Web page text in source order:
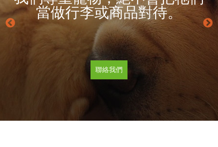
當做行李或商品對待。
聯絡我們